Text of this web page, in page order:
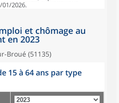
01/2026.
et chômage au
en 2023
Broué (51135)
15 à 64 ans par type